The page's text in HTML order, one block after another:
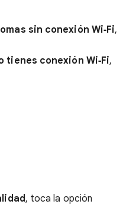
sin conexión Wi‑Fi,
tienes conexión Wi‑Fi,
, toca la opción